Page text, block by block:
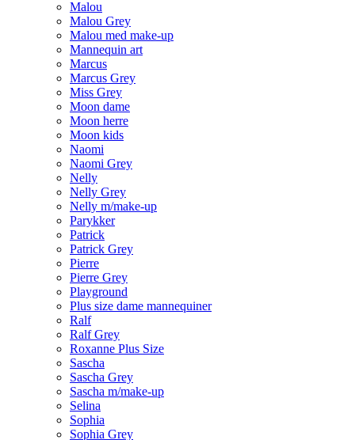
Malou
Malou Grey
Malou med make-up
Mannequin art
Marcus
Marcus Grey
Miss Grey
Moon dame
Moon herre
Moon kids
Naomi
Naomi Grey
Nelly
Nelly Grey
Nelly m/make-up
Parykker
Patrick
Patrick Grey
Pierre
Pierre Grey
Playground
Plus size dame mannequiner
Ralf
Ralf Grey
Roxanne Plus Size
Sascha
Sascha Grey
Sascha m/make-up
Selina
Sophia
Sophia Grey